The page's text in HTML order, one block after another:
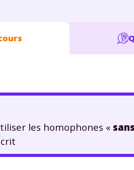
les homophones « sans